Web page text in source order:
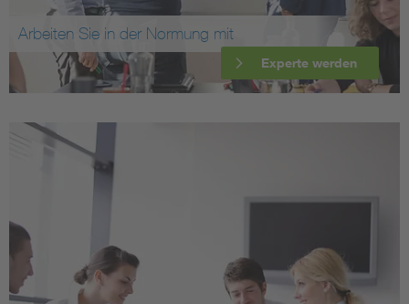
Arbeiten Sie in der Normung mit
Experte werden